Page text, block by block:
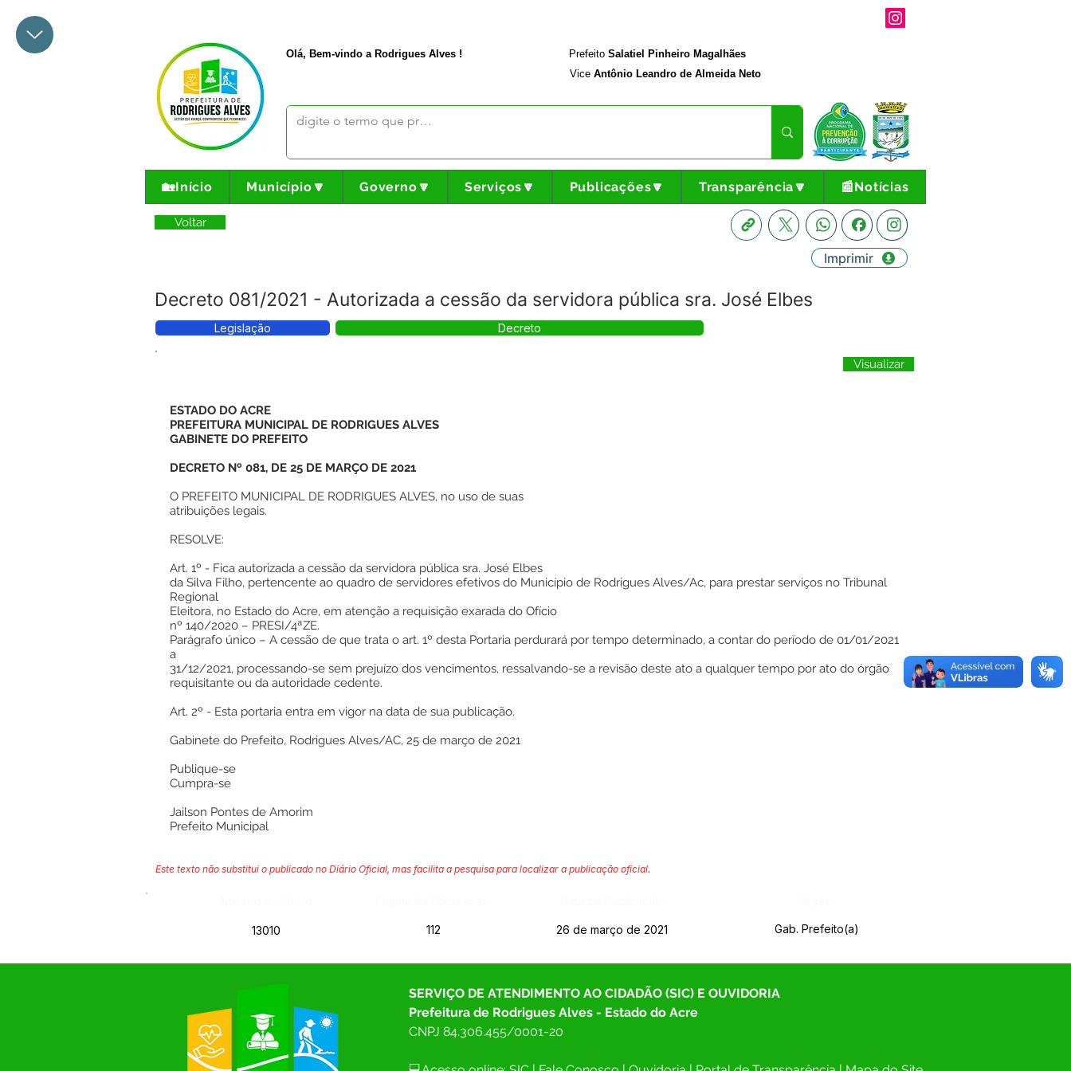
Olá, Bem-vindo a Rodrigues Alves ! Prefeito Salatiel Pinheiro Magalhães
Vice Antônio Leandro de Almeida Neto
🏡Início Município🔽 Governo🔽 Serviços🔽 Publicações🔽 Transparência🔽 📰Notícias
Voltar
Decreto 081/2021 - Autorizada a cessão da servidora pública sra. José Elbes
Imprimir
Legislação Decreto
Visualizar
ESTADO DO ACRE
PREFEITURA MUNICIPAL DE RODRIGUES ALVES
GABINETE DO PREFEITO
DECRETO Nº 081, DE 25 DE MARÇO DE 2021
O PREFEITO MUNICIPAL DE RODRIGUES ALVES, no uso de suas
atribuições legais.
RESOLVE:
Art. 1º - Fica autorizada a cessão da servidora pública sra. José Elbes
da Silva Filho, pertencente ao quadro de servidores efetivos do Município de Rodrigues Alves/Ac, para prestar serviços no Tribunal
Regional
Eleitora, no Estado do Acre, em atenção a requisição exarada do Ofício
nº 140/2020 – PRESI/4ªZE.
Parágrafo único – A cessão de que trata o art. 1º desta Portaria perdurará por tempo determinado, a contar do período de 01/01/2021
a
31/12/2021, processando-se sem prejuízo dos vencimentos, ressalvando-se a revisão deste ato a qualquer tempo por ato do órgão
requisitante ou da autoridade cedente.
Art. 2º - Esta portaria entra em vigor na data de sua publicação.
Gabinete do Prefeito, Rodrigues Alves/AC, 25 de março de 2021
Publique-se
Cumpra-se
Jailson Pontes de Amorim
Prefeito Municipal
Este texto não substitui o publicado no Diário Oficial, mas facilita a pesquisa para localizar a publicação oficial.
13010 112 26 de março de 2021 Gab. Prefeito(a)
SERVIÇO DE ATENDIMENTO AO CIDADÃO (SIC) E OUVIDORIA
Prefeitura de Rodrigues Alves - Estado do Acre
CNPJ 84.306.455/0001-20